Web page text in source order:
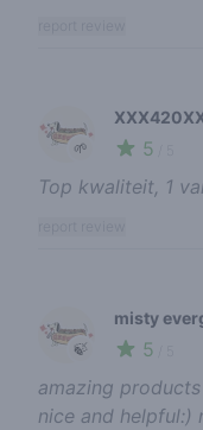
🌱 5
Top kwaliteit, 1
🍃
misty
5
amazing
nice and helpful:)